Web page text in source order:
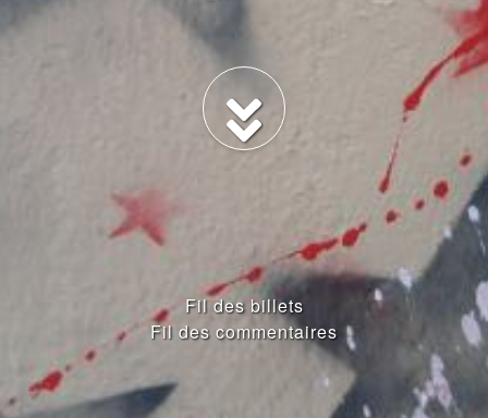
Fil des billets
Fil des commentaires